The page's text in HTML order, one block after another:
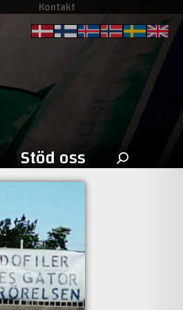
Kontakt
Stöd oss Sök
efter: